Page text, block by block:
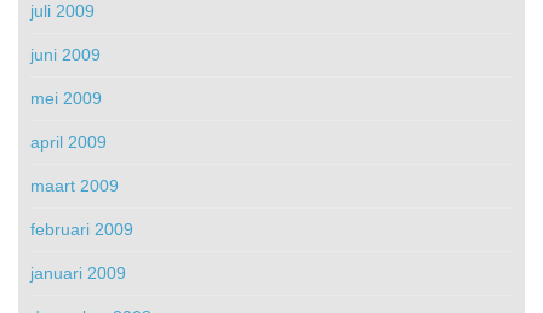
juli 2009
juni 2009
mei 2009
april 2009
maart 2009
februari 2009
januari 2009